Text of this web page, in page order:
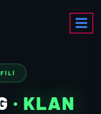
· KLAN